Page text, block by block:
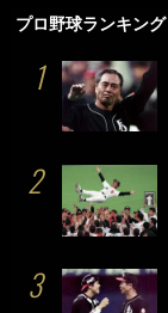
プロ野球ランキング